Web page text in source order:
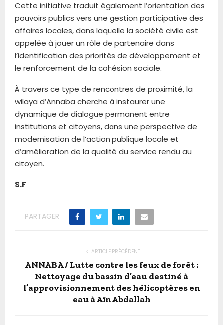
Cette initiative traduit également l’orientation des
pouvoirs publics vers une gestion participative des
affaires locales, dans laquelle la société civile est
appelée à jouer un rôle de partenaire dans
l’identification des priorités de développement et
le renforcement de la cohésion sociale.
À travers ce type de rencontres de proximité, la
wilaya d’Annaba cherche à instaurer une
dynamique de dialogue permanent entre
institutions et citoyens, dans une perspective de
modernisation de l’action publique locale et
d’amélioration de la qualité du service rendu au
citoyen.
S.F
PARTAGER
ARTICLE PRÉCÉDENT
ANNABA / Lutte contre les feux de forêt :
Nettoyage du bassin d’eau destiné à
l’approvisionnement des hélicoptères en
eau à Aïn Abdallah